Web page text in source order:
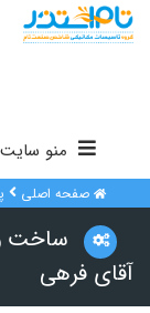
منو سایت
صفحه اصلی
ساخت
آقای فرهی